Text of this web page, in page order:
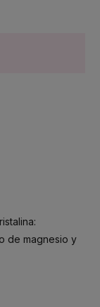
de magnesio y